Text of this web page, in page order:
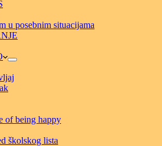
u posebnim situacijama
of being happy
školskog lista